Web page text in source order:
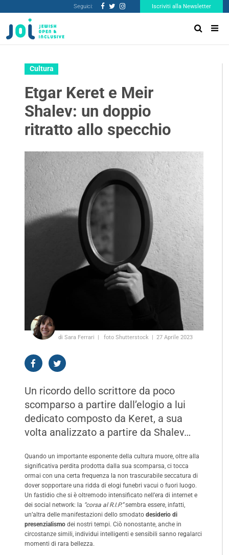
Seguici: Iscriviti alla Newsletter
Cultura
Etgar Keret e Meir
Shalev: un doppio
ritratto allo specchio
di Sara Ferrari foto Shutterstock 27 Aprile 2023
Un ricordo dello scrittore da poco
scomparso a partire dall’elogio a lui
dedicato composto da Keret, a sua
volta analizzato a partire da Shalev…
Quando un importante esponente della cultura muore, oltre alla
significativa perdita prodotta dalla sua scomparsa, ci tocca
ormai con una certa frequenza la non trascurabile seccatura di
dover sopportare una ridda di elogi funebri vacui o fuori luogo.
Un fastidio che si è oltremodo intensificato nell’era di internet e
dei social network: la “corsa al R.I.P.”sembra essere, infatti,
un’altra delle manifestazioni dello smodato desiderio di
presenzialismo dei nostri tempi. Ciò nonostante, anche in
circostanze simili, individui intelligenti e sensibili sanno regalarci
momenti di rara bellezza.